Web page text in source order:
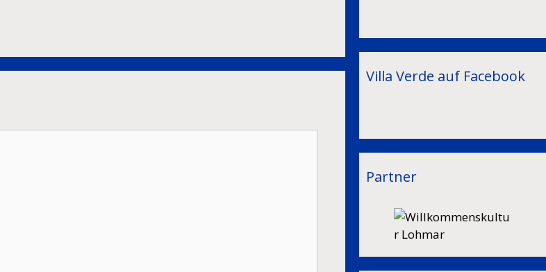
Villa Verde auf Facebook
Partner